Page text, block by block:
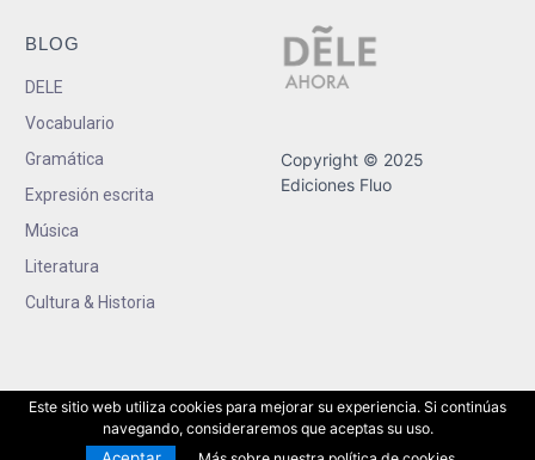
BLOG
DELE
Vocabulario
Gramática
Expresión escrita
Música
Literatura
Cultura & Historia
Copyright © 2025
Ediciones Fluo
Este sitio web utiliza cookies para mejorar su experiencia. Si continúas
navegando, consideraremos que aceptas su uso.